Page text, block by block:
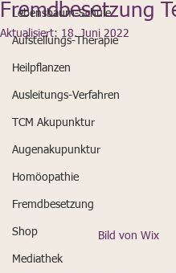
Lebensbaum-Schule
Aufstellungs-Therapie
Heilpflanzen
Ausleitungs-Verfahren
TCM Akupunktur
Augenakupunktur
Homöopathie
Fremdbesetzung
Shop
Mediathek
Fremdbesetzung
Aktualisiert: 18. Juni 2022
Bild von Wix